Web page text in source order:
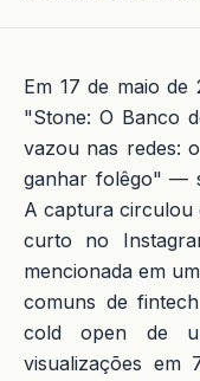
Em 17 de maio de
"Stone: O Banco
vazou nas redes:
ganhar folêgo" —
A captura circulou
curto no
mencionada em
comuns de
cold open de
visualizações em